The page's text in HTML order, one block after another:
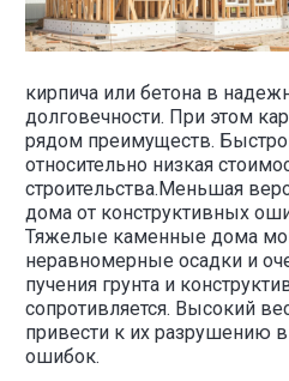
кирпича или бетона в
долговечности. При этом
рядом преимуществ.
относительно низкая
строительства.Меньшая
дома от конструктивных
Тяжелые каменные дома
неравномерные осадки и
пучения грунта и
сопротивляется. Высокий
привести к их разрушению
ошибок.